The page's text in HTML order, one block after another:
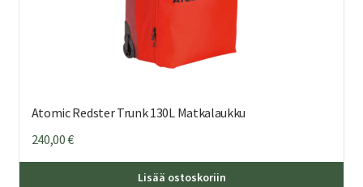
Atomic Redster Trunk 130L Matkalaukku
240,00€
Lisää ostoskoriin